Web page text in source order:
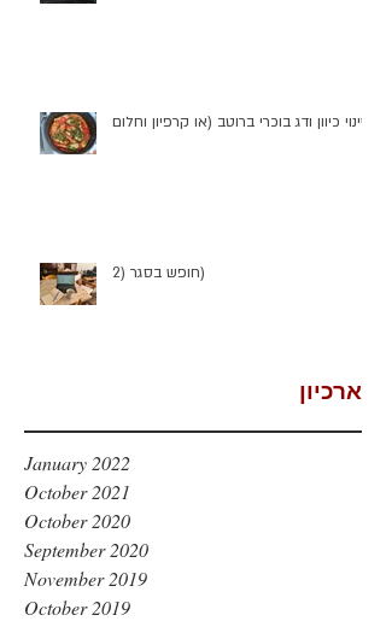
ארכיון
חופש בסגר (2)
January 2022
October 2021
October 2020
September 2020
November 2019
October 2019